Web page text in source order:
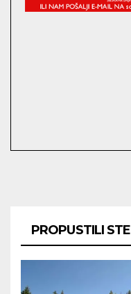
PROPUSTILI STE